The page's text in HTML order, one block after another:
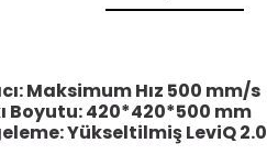
Maksimum Hız 500 mm/s
Boyutu: 420*420*500 mm
Yükseltilmiş LeviQ 2.0